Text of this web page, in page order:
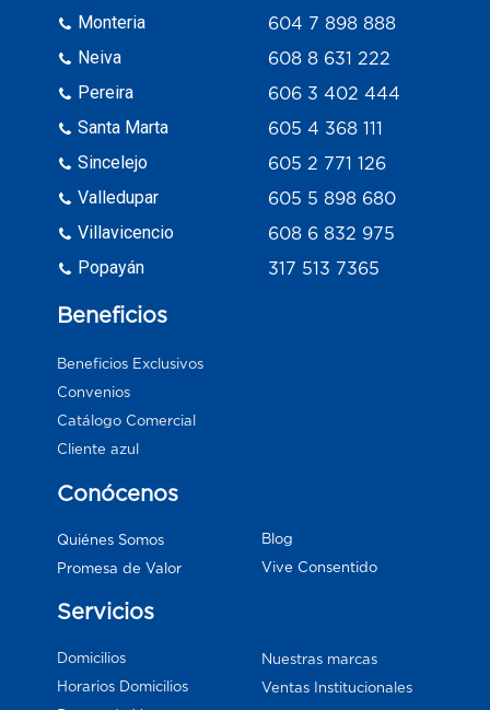
Monteria
Neiva
Pereira
Santa Marta
Sincelejo
Valledupar
Villavicencio
Popayán
604 7 898 888
608 8 631 222
606 3 402 444
605 4 368 111
605 2 771 126
605 5 898 680
608 6 832 975
317 513 7365
Beneficios
Beneficios Exclusivos
Convenios
Catálogo Comercial
Cliente azul
Conócenos
Quiénes Somos
Promesa de Valor
Blog
Vive Consentido
Servicios
Domicilios
Horarios Domicilios
Nuestras marcas
Ventas Institucionales